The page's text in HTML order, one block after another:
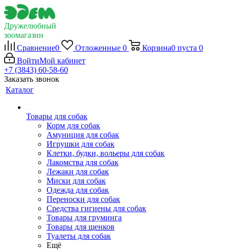
Дружелюбный
зоомагазин
Сравнение0 Отложенные 0 Корзина0 пуста 0
ВойтиМой кабинет
+7 (3843) 60-58-60
Заказать звонок
Каталог
Товары для собак
Корм для собак
Амуниция для собак
Игрушки для собак
Клетки, будки, вольеры для собак
Лакомства для собак
Лежаки для собак
Миски для собак
Одежда для собак
Переноски для собак
Средства гигиены для собак
Товары для груминга
Товары для щенков
Туалеты для собак
Ещё